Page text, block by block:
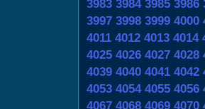
3983 3984 3985 3986
3997 3998 3999 4000
4011 4012 4013 4014
4025 4026 4027 4028
4039 4040 4041 4042
4053 4054 4055 4056
4067 4068 4069 4070